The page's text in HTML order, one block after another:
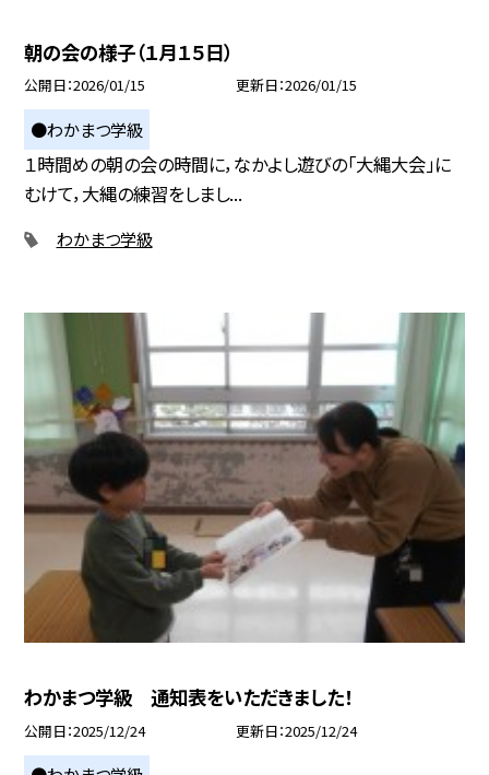
朝の会の様子（１月１５日）
公開日 2026/01/15 更新日 2026/01/15
●わかまつ学級
１時間めの朝の会の時間に，なかよし遊びの「大縄大会」に
むけて，大縄の練習をしまし...
わかまつ学級
わかまつ学級 通知表をいただきました！
公開日 2025/12/24 更新日 2025/12/24